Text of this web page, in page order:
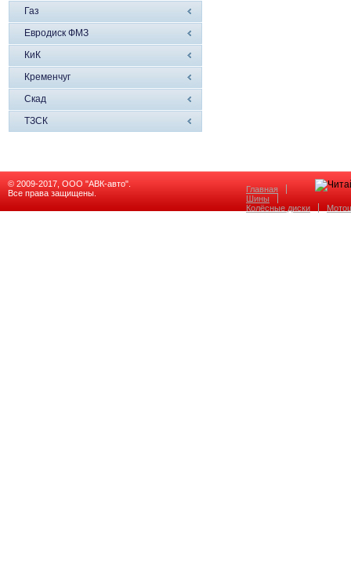
Газ
Евродиск ФМЗ
КиК
Кременчуг
Скад
ТЗСК
© 2009-2017, ООО "АВК-авто".
Все права защищены.
Главная
Шины
Колёсные диски